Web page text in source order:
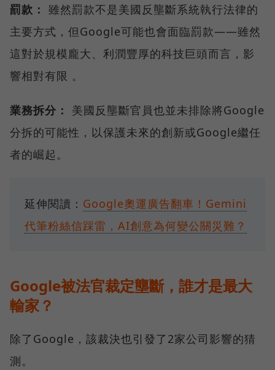
罰款：
雖然罰款不是美國反壟斷系統執行法律的
主要方式，但Google可能也會面臨罰款——雖然
這對於規模龐大、利潤豐厚的科技巨頭而言，影
響相對有限 。
業務拆分：
美國反壟斷官員也並未排除將Google
分拆的可能性，以保護未來的創新或Google繼任
者的崛起。
延伸閱讀： Google奧運廣告翻車！Gemini
代筆粉絲信踩雷，AI創意為何變公關災難？
Google被法官裁定壟斷，誰才是最大
輸家？
除了Google，該裁決也引發了2家公司影響的猜
測。